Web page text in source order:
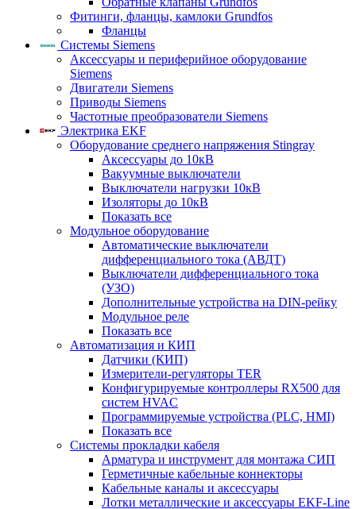
Фитинги, фланцы, камлоки Grundfos
Фланцы
Системы Siemens
Аксессуары и периферийное оборудование
Siemens
Двигатели Siemens
Приводы Siemens
Частотные преобразователи Siemens
Электрика EKF
Оборудование среднего напряжения Stingray
Аксессуары до 10кВ
Вакуумные выключатели
Выключатели нагрузки 10кВ
Изоляторы до 10кВ
Показать все
Модульное оборудование
Автоматические выключатели
дифференциального тока (АВДТ)
Выключатели дифференциального тока
(УЗО)
Дополнительные устройства на DIN-рейку
Модульное реле
Показать все
Автоматизация и КИП
Датчики (КИП)
Измерители-регуляторы TER
Конфигурируемые контроллеры RX500 для
систем HVAC
Программируемые устройства (PLC, HMI)
Показать все
Системы прокладки кабеля
Арматура и инструмент для монтажа СИП
Герметичные кабельные коннекторы
Кабельные каналы и аксессуары
Лотки металлические и аксессуары EKF-Line